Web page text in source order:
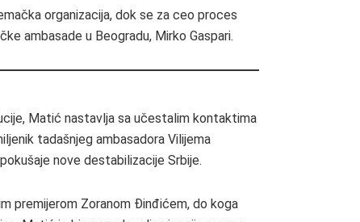
organizacija, dok se za ceo proces
ambasade u Beogradu, Mirko Gaspari.
Matić nastavlja sa učestalim kontaktima
tadašnjeg ambasadora Vilijema
nove destabilizacije Srbije.
premijerom Zoranom Đinđićem, do koga